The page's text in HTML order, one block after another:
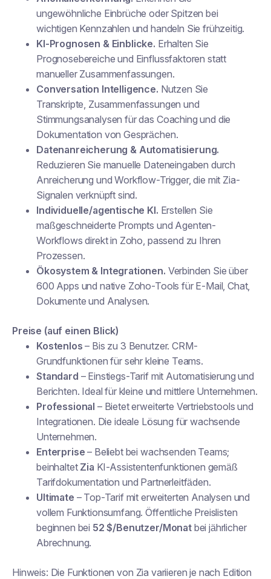
ungewöhnliche Einbrüche oder Spitzen bei
wichtigen Kennzahlen und handeln Sie frühzeitig.
KI-Prognosen & Einblicke. Erhalten Sie
Prognosebereiche und Einflussfaktoren statt
manueller Zusammenfassungen.
Conversation Intelligence. Nutzen Sie
Transkripte, Zusammenfassungen und
Stimmungsanalysen für das Coaching und die
Dokumentation von Gesprächen.
Datenanreicherung & Automatisierung.
Reduzieren Sie manuelle Dateneingaben durch
Anreicherung und Workflow-Trigger, die mit Zia-
Signalen verknüpft sind.
Individuelle/agentische KI. Erstellen Sie
maßgeschneiderte Prompts und Agenten-
Workflows direkt in Zoho, passend zu Ihren
Prozessen.
Ökosystem & Integrationen. Verbinden Sie über
600 Apps und native Zoho-Tools für E-Mail, Chat,
Dokumente und Analysen.
Preise (auf einen Blick)
Kostenlos – Bis zu 3 Benutzer. CRM-
Grundfunktionen für sehr kleine Teams.
Standard – Einstiegs-Tarif mit Automatisierung und
Berichten. Ideal für kleine und mittlere Unternehmen.
Professional – Bietet erweiterte Vertriebstools und
Integrationen. Die ideale Lösung für wachsende
Unternehmen.
Enterprise – Beliebt bei wachsenden Teams;
beinhaltet Zia KI-Assistentenfunktionen gemäß
Tarifdokumentation und Partnerleitfäden.
Ultimate – Top-Tarif mit erweiterten Analysen und
vollem Funktionsumfang. Öffentliche Preislisten
beginnen bei 52 $/Benutzer/Monatbei jährlicher
Abrechnung.
Hinweis: Die Funktionen von Zia variieren je nach Edition